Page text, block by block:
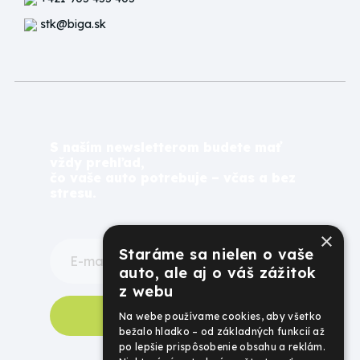
stk@biga.sk
Odoberať newsletter
×
Staráme sa nielen o vaše
auto, ale aj o váš zážitok
z webu
Na webe používame cookies, aby všetko
bežalo hladko – od základných funkcií až
po lepšie prispôsobenie obsahu a reklám.